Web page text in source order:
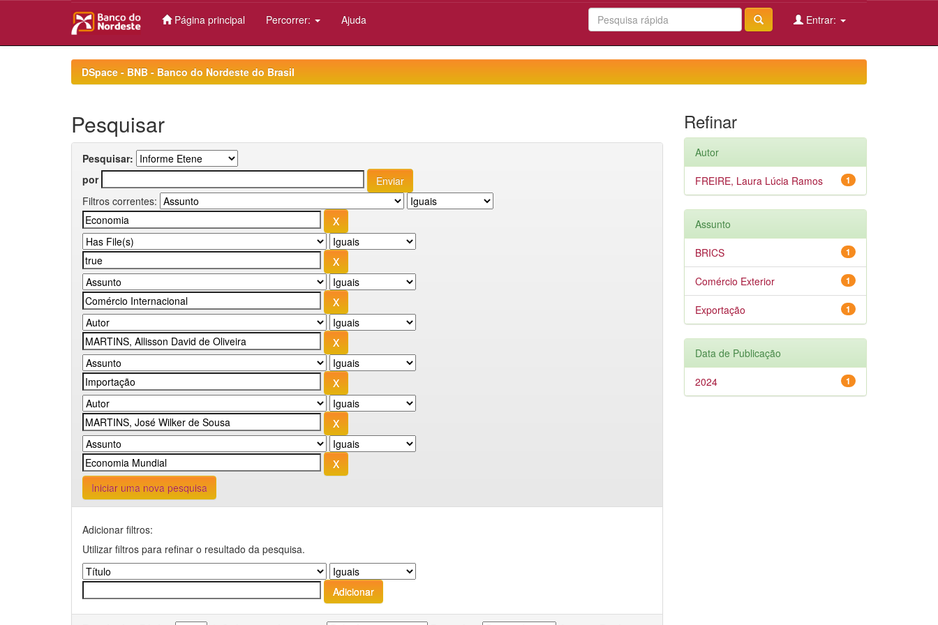
Página principal Percorrer: Ajuda Entrar:
DSpace - BNB - Banco do Nordeste do Brasil
Pesquisar
Pesquisar:
por
Filtros correntes:
Iniciar uma nova pesquisa
Adicionar filtros:
Utilizar filtros para refinar o resultado da pesquisa.
Refinar
Autor
1
FREIRE, Laura Lúcia Ramos
Assunto
1
BRICS
1
Comércio Exterior
1
Exportação
Data de Publicação
1
2024